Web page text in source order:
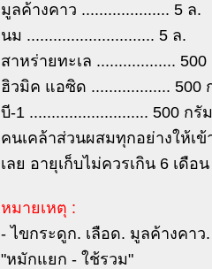
มูลค้างคาว .................... 5 ล.
นม ............................. 5 ล.
สาหร่ายทะเล ..................
ฮิวมิค แอซิด .................. 500
บี-1 ........................... 500 กรัม
คนเคล้าส่วนผสมทุกอย่างให้เ
เลย อายุเก็บไม่ควรเกิน 6 เดือน
หมายเหตุ :
- ไขกระดูก. เลือด. มูลค้างคา
"หมักแยก - ใช้รวม"